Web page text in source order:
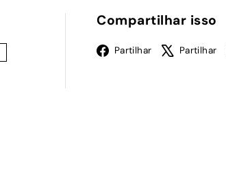
Compartilhar isso
Partilhar Facebook
Partilhar